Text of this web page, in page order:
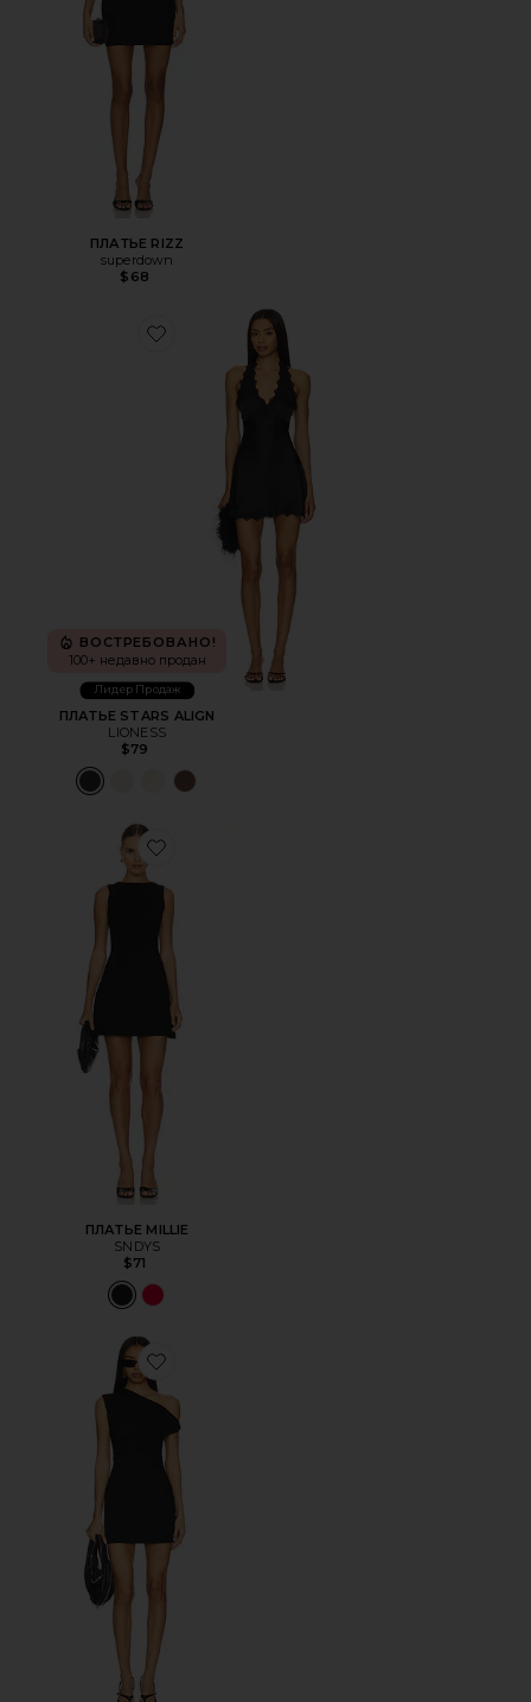
ПЛАТЬЕ RIZZ
superdown
$68
Favorite ПЛАТЬЕ STARS ALIGN
ВОСТРЕБОВАНО!
100+ недавно продан
Лидер Продаж
ПЛАТЬЕ STARS ALIGN
LIONESS
$79
Favorite ПЛАТЬЕ MILLIE
ПЛАТЬЕ MILLIE
SNDYS
$71
Favorite ПЛАТЬЕ ALESSIA